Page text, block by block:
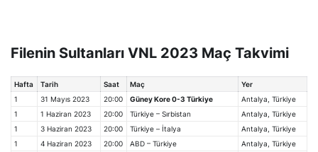
Filenin Sultanları VNL 2023 Maç Takvimi
Hafta Tarih Saat Maç
Yer
1
31 Mayıs 2023 20:00 Güney Kore 0-3 Türkiye
Antalya, Türkiye
1
1 Haziran 2023 20:00 Türkiye – Sırbistan
Antalya, Türkiye
1
3 Haziran 2023 20:00 Türkiye – İtalya
Antalya, Türkiye
1
4 Haziran 2023 20:00 ABD – Türkiye
Antalya, Türkiye